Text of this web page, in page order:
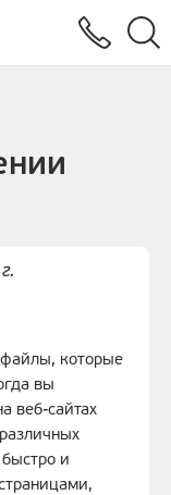
которые
вы
веб-сайтах
и